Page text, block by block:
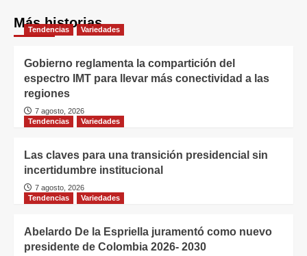
Más historias
Tendencias Variedades
Gobierno reglamenta la compartición del
espectro IMT para llevar más conectividad a las
regiones
7 agosto, 2026
Tendencias
Variedades
Las claves para una transición presidencial sin
incertidumbre institucional
7 agosto, 2026
Tendencias
Variedades
Abelardo De la Espriella juramentó como nuevo
presidente de Colombia 2026- 2030